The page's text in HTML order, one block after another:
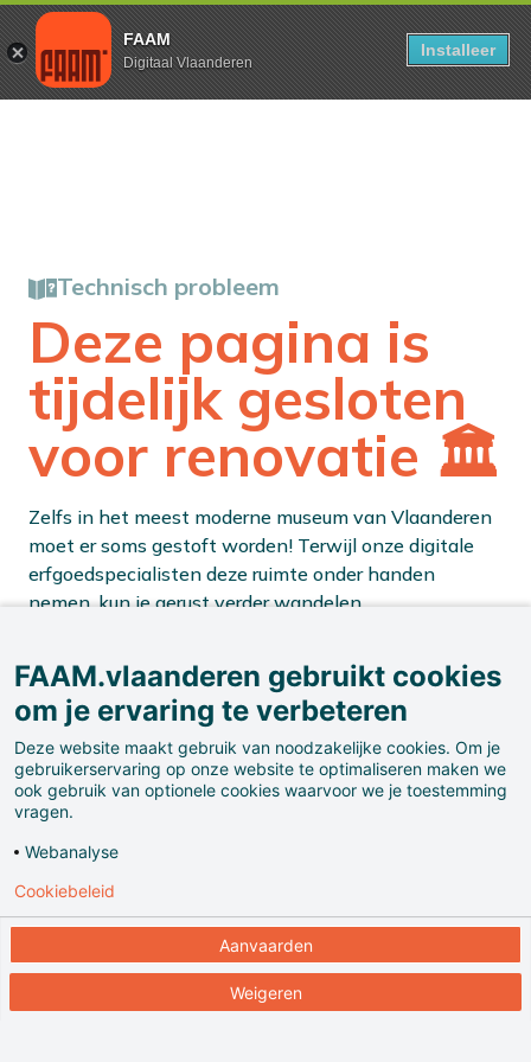
FAAM
Digitaal Vlaanderen
Installeer
Technisch probleem
Deze pagina is
tijdelijk gesloten
voor renovatie 🏛️
Zelfs in het meest moderne museum van Vlaanderen
moet er soms gestoft worden! Terwijl onze digitale
erfgoedspecialisten deze ruimte onder handen
nemen, kun je gerust verder wandelen.
Kies jouw volgende museumroute:
Terug naar de hoofdingang
FAAM.vlaanderen gebruikt cookies
om je ervaring te verbeteren
Deze website maakt gebruik van noodzakelijke cookies. Om je
gebruikerservaring op onze website te optimaliseren maken we
ook gebruik van optionele cookies waarvoor we je toestemming
vragen.
Webanalyse
Aanvaarden
Weigeren
Cookiebeleid